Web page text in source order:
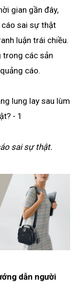
gian gần đây,
cáo sai sự thật
luận trái chiều.
trong các sản
cáo.
sai sự thật.
dẫn người